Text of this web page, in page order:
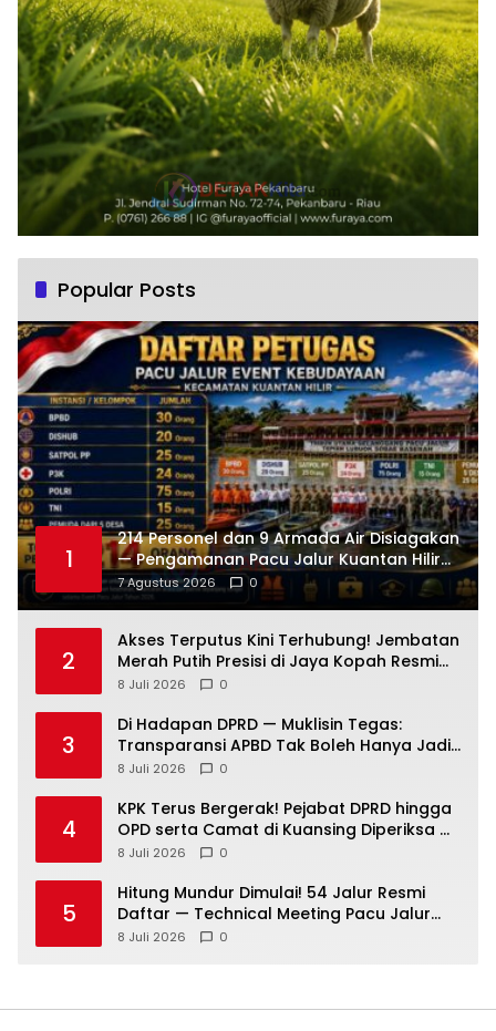
Popular Posts
1
214 Personel dan 9 Armada Air Disiagakan
— Pengamanan Pacu Jalur Kuantan Hilir
2026 Dipastikan Maksimal
7 Agustus 2026 0
2
Akses Terputus Kini Terhubung! Jembatan
Merah Putih Presisi di Jaya Kopah Resmi
Berdiri — Polri Buktikan Pembangunan Tak
8 Juli 2026 0
3
Di Hadapan DPRD — Muklisin Tegas:
Transparansi APBD Tak Boleh Hanya Jadi
Slogan!
8 Juli 2026 0
4
KPK Terus Bergerak! Pejabat DPRD hingga
OPD serta Camat di Kuansing Diperiksa —
Suasana Kian Memanas!
8 Juli 2026 0
5
Hitung Mundur Dimulai! 54 Jalur Resmi
Daftar — Technical Meeting Pacu Jalur
Rayon III Benai Digelar Besok
8 Juli 2026 0